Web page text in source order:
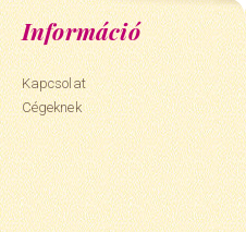
Információ
Kapcsolat
Cégeknek